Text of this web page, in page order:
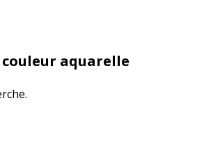
couleur aquarelle